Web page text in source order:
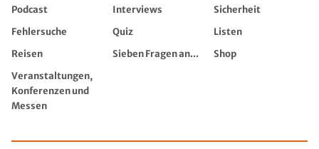
Podcast
Interviews
Sicherheit
Fehlersuche
Quiz
Listen
Reisen
Sieben Fragen an...
Shop
Veranstaltungen,
Konferenzen und
Messen